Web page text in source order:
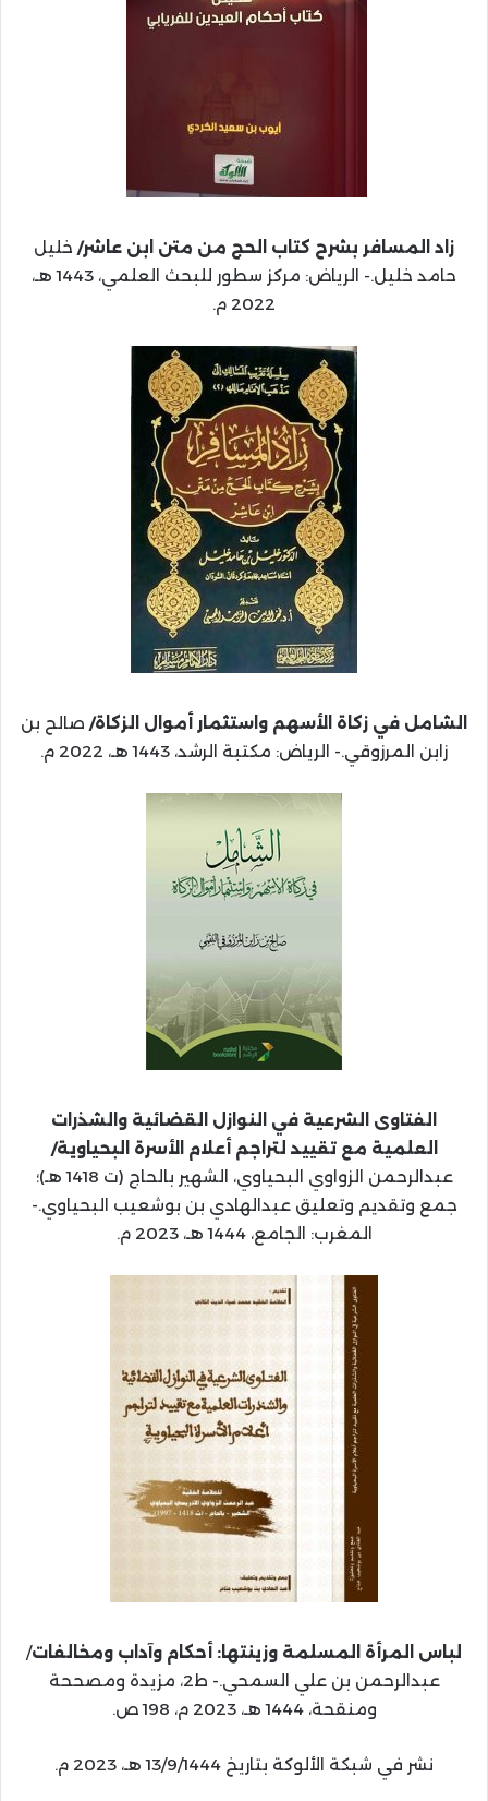
زاد المسافر بشرح كتاب الحج من متن ابن عاشر/ خليل
حامد خليل.- الرياض: مركز سطور للبحث العلمي، 1443 هـ،
2022 م.
الشامل في زكاة الأسهم واستثمار أموال الزكاة/ صالح بن
زابن المرزوقي.- الرياض: مكتبة الرشد، 1443 هـ، 2022 م.
الفتاوى الشرعية في النوازل القضائية والشذرات
العلمية مع تقييد لتراجم أعلام الأسرة البحياوية/
عبدالرحمن الزواوي البحياوي، الشهير بالحاج (ت 1418 هـ)؛
جمع وتقديم وتعليق عبدالهادي بن بوشعيب البحياوي.-
المغرب: الجامع، 1444 هـ، 2023 م.
لباس المرأة المسلمة وزينتها: أحكام وآداب ومخالفات/
عبدالرحمن بن علي السمحي.- ط2، مزيدة ومصححة
ومنقحة، 1444 هـ، 2023 م، 198 ص.
نشر في شبكة الألوكة بتاريخ 13/9/1444 هـ، 2023 م.